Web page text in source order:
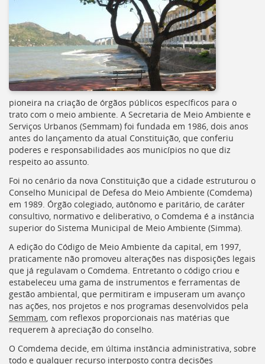
pioneira na criação de órgãos públicos específicos para o
trato com o meio ambiente. A Secretaria de Meio Ambiente e
Serviços Urbanos (Semmam) foi fundada em 1986, dois anos
antes do lançamento da atual Constituição, que conferiu
poderes e responsabilidades aos municípios no que diz
respeito ao assunto.
Foi no cenário da nova Constituição que a cidade estruturou o
Conselho Municipal de Defesa do Meio Ambiente (Comdema)
em 1989. Órgão colegiado, autônomo e paritário, de caráter
consultivo, normativo e deliberativo, o Comdema é a instância
superior do Sistema Municipal de Meio Ambiente (Simma).
A edição do Código de Meio Ambiente da capital, em 1997,
praticamente não promoveu alterações nas disposições legais
que já regulavam o Comdema . Entretanto o código criou e
estabeleceu uma gama de instrumentos e ferramentas de
gestão ambiental, que permitiram e impuseram um avanço
nas ações, nos projetos e nos programas desenvolvidos pela
Semmam , com reflexos proporcionais nas matérias que
requerem à apreciação do conselho.
O Comdema decide, em última instância administrativa, sobre
todo e qualquer recurso interposto contra decisões